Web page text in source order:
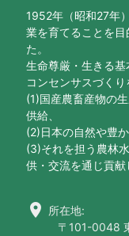
1952年（昭和27年
業を育てることを
た。
生命尊厳・生きる
コンセンサスづくり
(1)国産農畜産物の
供給、
(2)日本の自然や豊
(3)それを担う農林
供・交流を通じ貢献
location_on 所在地:
〒101-0048